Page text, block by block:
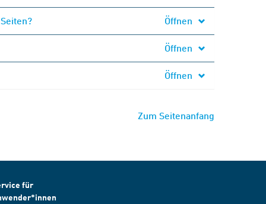
Öffnen
Öffnen
Öffnen
Zum Seitenanfang
für